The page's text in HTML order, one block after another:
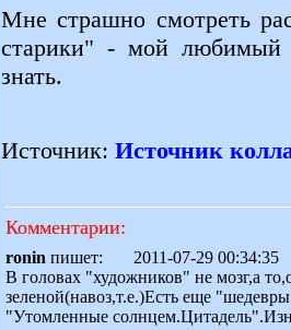
Мне страшно смотреть
старики" - мой
знать.
Источник: Источник
Комментарии:
ronin пишет: 2011-07-29
В головах "художников" не мозг,а
зеленой(навоз,т.е.)Есть еще
"Утомленные